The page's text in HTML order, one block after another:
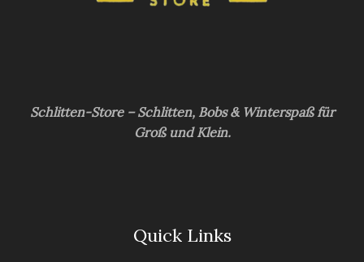
Schlitten-Store – Schlitten, Bobs & Winterspaß für
Groß und Klein.
Quick Links